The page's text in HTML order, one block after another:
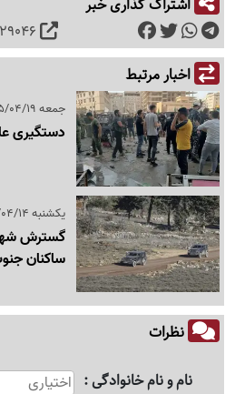
اخبار مرتبط
جمعه 1405/04/19 ساعت 06:15
دستگیری
یکشنبه 1405/04/14 ساعت 14:19
گسترش
ساکنان
نظرات
نام و نام خانوادگی